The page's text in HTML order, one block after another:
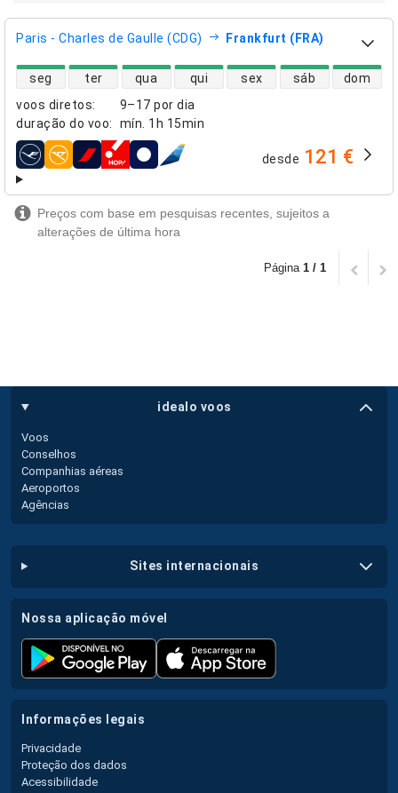
Paris - Charles de Gaulle (CDG) Frankfurt (FRA)
voos diretos:
9–17 por dia
duração do voo: mín. 1h 15min
disponibilidade de voos diretos
seg ter qua qui sex sáb dom
companhias aéreas desde 121 €
Preços com base em pesquisas recentes, sujeitos a
alterações de última hora
Página 1 / 1
idealo voos
Voos
Conselhos
Companhias aéreas
Aeroportos
Agências
sites internacionais
nossa aplicação móvel
informações legais
Privacidade
Proteção dos dados
Acessibilidade